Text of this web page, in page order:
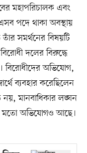
মহাপরিচালক এবং
পদে থাকা অবস্থায়
সমর্থনের বিষয়টি
দলের বিরুদ্ধে
বিরোধীদের অভিযোগ,
ব্যবহার করেছিলেন
নয়, মানবাধিকার লঙ্ঘন
মতো অভিযোগও আছে।